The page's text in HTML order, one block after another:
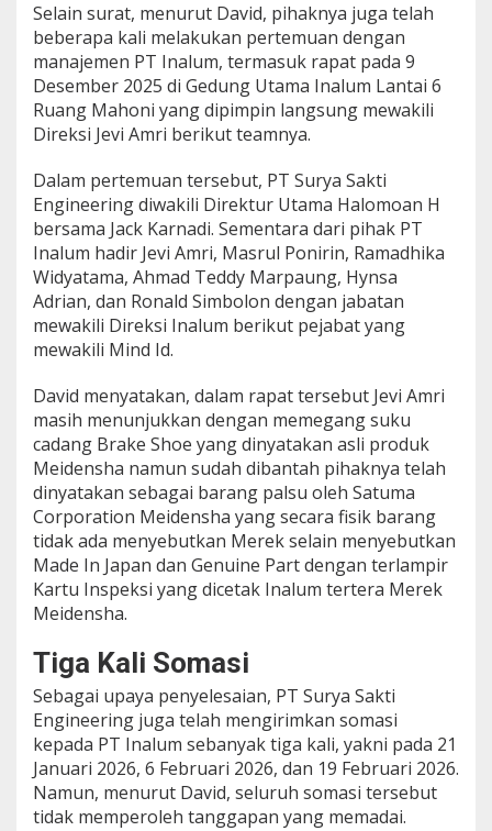
Selain surat, menurut David, pihaknya juga telah
beberapa kali melakukan pertemuan dengan
manajemen PT Inalum, termasuk rapat pada 9
Desember 2025 di Gedung Utama Inalum Lantai 6
Ruang Mahoni yang dipimpin langsung mewakili
Direksi Jevi Amri berikut teamnya.
Dalam pertemuan tersebut, PT Surya Sakti
Engineering diwakili Direktur Utama Halomoan H
bersama Jack Karnadi. Sementara dari pihak PT
Inalum hadir Jevi Amri, Masrul Ponirin, Ramadhika
Widyatama, Ahmad Teddy Marpaung, Hynsa
Adrian, dan Ronald Simbolon dengan jabatan
mewakili Direksi Inalum berikut pejabat yang
mewakili Mind Id.
David menyatakan, dalam rapat tersebut Jevi Amri
masih menunjukkan dengan memegang suku
cadang Brake Shoe yang dinyatakan asli produk
Meidensha namun sudah dibantah pihaknya telah
dinyatakan sebagai barang palsu oleh Satuma
Corporation Meidensha yang secara fisik barang
tidak ada menyebutkan Merek selain menyebutkan
Made In Japan dan Genuine Part dengan terlampir
Kartu Inspeksi yang dicetak Inalum tertera Merek
Meidensha.
Tiga Kali Somasi
Sebagai upaya penyelesaian, PT Surya Sakti
Engineering juga telah mengirimkan somasi
kepada PT Inalum sebanyak tiga kali, yakni pada 21
Januari 2026, 6 Februari 2026, dan 19 Februari 2026.
Namun, menurut David, seluruh somasi tersebut
tidak memperoleh tanggapan yang memadai.